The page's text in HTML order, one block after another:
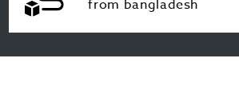
from bangladesh